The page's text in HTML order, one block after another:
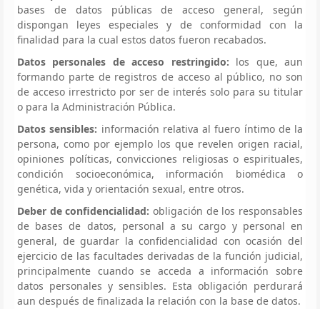
bases de datos públicas de acceso general, según
dispongan leyes especiales y de conformidad con la
finalidad para la cual estos datos fueron recabados.
Datos personales de acceso restringido: los que, aun
formando parte de registros de acceso al público, no son
de acceso irrestricto por ser de interés solo para su titular
o para la Administración Pública.
Datos sensibles: información relativa al fuero íntimo de la
persona, como por ejemplo los que revelen origen racial,
opiniones políticas, convicciones religiosas o espirituales,
condición socioeconómica, información biomédica o
genética, vida y orientación sexual, entre otros.
Deber de confidencialidad: obligación de los responsables
de bases de datos, personal a su cargo y personal en
general, de guardar la confidencialidad con ocasión del
ejercicio de las facultades derivadas de la función judicial,
principalmente cuando se acceda a información sobre
datos personales y sensibles. Esta obligación perdurará
aun después de finalizada la relación con la base de datos.